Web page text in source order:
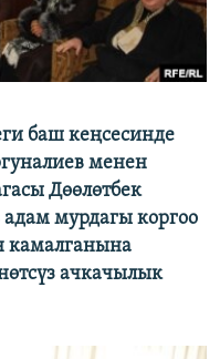
баш кеңсесинде
менен
Дөөлөтбек
мурдагы коргоо
камалганына
ачкачылык